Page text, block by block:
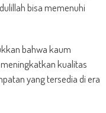
bisa memenuhi
bahwa kaum
kualitas
yang tersedia di era